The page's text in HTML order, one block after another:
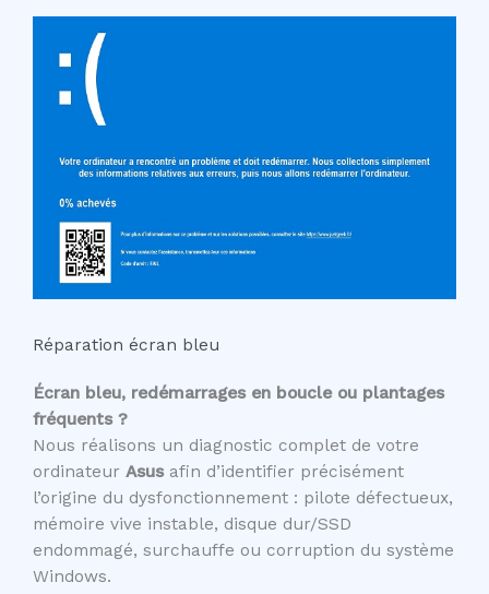
Réparation écran bleu
Écran bleu, redémarrages en boucle ou plantages
fréquents ?
Nous réalisons un diagnostic complet de votre
ordinateur Asusafin d’identifier précisément
l’origine du dysfonctionnement : pilote défectueux,
mémoire vive instable, disque dur/SSD
endommagé, surchauffe ou corruption du système
Windows.